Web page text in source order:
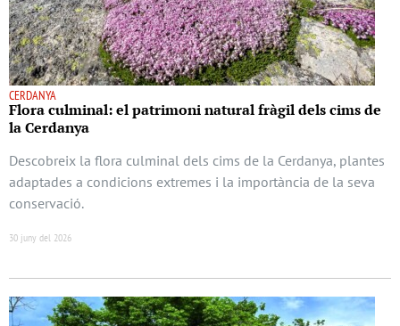
CERDANYA
Flora culminal: el patrimoni natural fràgil dels cims de
la Cerdanya
Descobreix la flora culminal dels cims de la Cerdanya, plantes
adaptades a condicions extremes i la importància de la seva
conservació.
30 juny del 2026